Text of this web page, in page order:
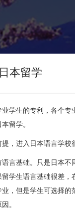
本留学
业学生的专利，各个
本留学。
，进入日本语言学校
基础。只是日本不
学生语言基础很差
，但是学生可选择
。